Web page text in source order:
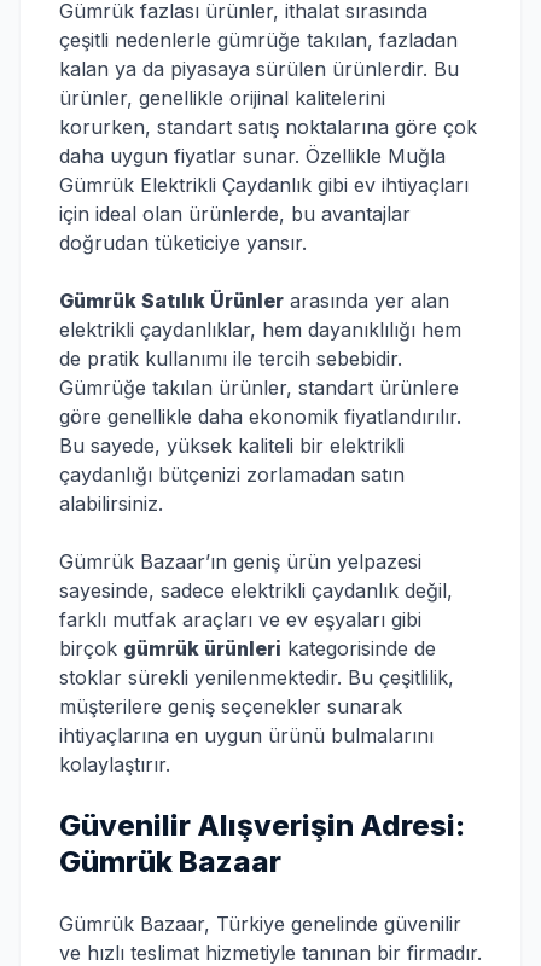
Gümrük fazlası ürünler, ithalat sırasında
çeşitli nedenlerle gümrüğe takılan, fazladan
kalan ya da piyasaya sürülen ürünlerdir. Bu
ürünler, genellikle orijinal kalitelerini
korurken, standart satış noktalarına göre çok
daha uygun fiyatlar sunar. Özellikle Muğla
Gümrük Elektrikli Çaydanlık gibi ev ihtiyaçları
için ideal olan ürünlerde, bu avantajlar
doğrudan tüketiciye yansır.
Gümrük Satılık Ürünler arasında yer alan
elektrikli çaydanlıklar, hem dayanıklılığı hem
de pratik kullanımı ile tercih sebebidir.
Gümrüğe takılan ürünler, standart ürünlere
göre genellikle daha ekonomik fiyatlandırılır.
Bu sayede, yüksek kaliteli bir elektrikli
çaydanlığı bütçenizi zorlamadan satın
alabilirsiniz.
Gümrük Bazaar’ın geniş ürün yelpazesi
sayesinde, sadece elektrikli çaydanlık değil,
farklı mutfak araçları ve ev eşyaları gibi
birçok gümrük ürünleri kategorisinde de
stoklar sürekli yenilenmektedir. Bu çeşitlilik,
müşterilere geniş seçenekler sunarak
ihtiyaçlarına en uygun ürünü bulmalarını
kolaylaştırır.
Güvenilir Alışverişin Adresi:
Gümrük Bazaar
Gümrük Bazaar, Türkiye genelinde güvenilir
ve hızlı teslimat hizmetiyle tanınan bir firmadır.